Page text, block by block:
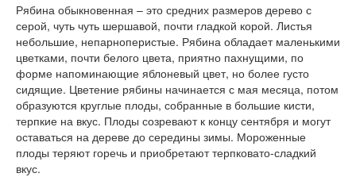
Рябина обыкновенная – это средних размеров дерево с
серой, чуть чуть шершавой, почти гладкой корой. Листья
небольшие, непарноперистые. Рябина обладает маленькими
цветками, почти белого цвета, приятно пахнущими, по
форме напоминающие яблоневый цвет, но более густо
сидящие. Цветение рябины начинается с мая месяца, потом
образуются круглые плоды, собранные в большие кисти,
терпкие на вкус. Плоды созревают к концу сентября и могут
оставаться на дереве до середины зимы. Мороженные
плоды теряют горечь и приобретают терпковато-сладкий
вкус.